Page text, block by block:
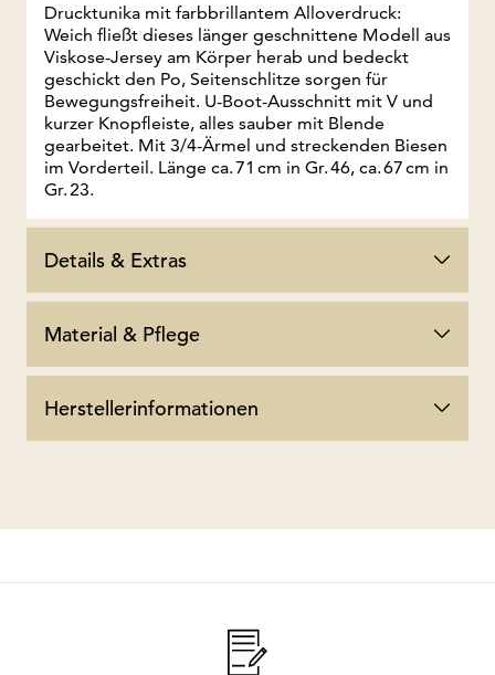
Drucktunika mit farbbrillantem Alloverdruck:
Weich fließt dieses länger geschnittene Modell aus
Viskose-Jersey am Körper herab und bedeckt
geschickt den Po, Seitenschlitze sorgen für
Bewegungsfreiheit. U-Boot-Ausschnitt mit V und
kurzer Knopfleiste, alles sauber mit Blende
gearbeitet. Mit 3/4-Ärmel und streckenden Biesen
im Vorderteil. Länge ca. 71 cm in Gr. 46, ca. 67 cm in
Gr. 23.
Details & Extras
Material & Pflege
Herstellerinformationen